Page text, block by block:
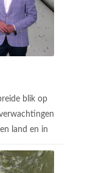
blik op
land en in